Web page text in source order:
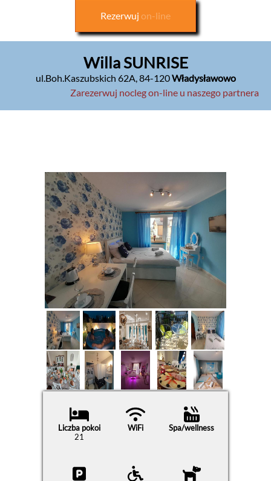
Rezerwuj on-line
Willa SUNRISE
ul.Boh.Kaszubskich 62A,84-120Władysławowo
Zarezerwuj nocleg on-line u naszego partnera
Liczba pokoi
21
WiFi Spa/wellness